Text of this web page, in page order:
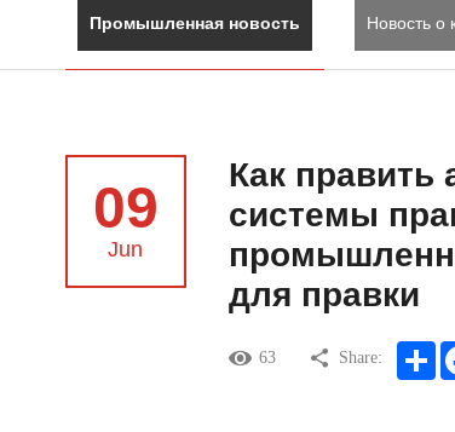
Промышленная новость Новость о
09
Jun
Как править
системы
для правки
63 Share: